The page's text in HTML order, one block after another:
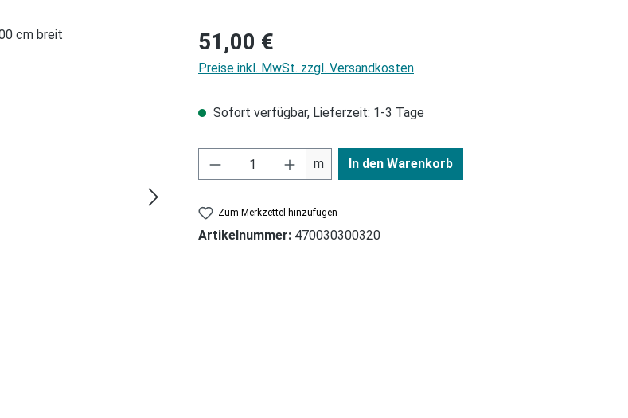
Regulärer Preis:
51,00 €
Preise inkl. MwSt. zzgl. Versandkosten
Sofort verfügbar, Lieferzeit: 1-3 Tage
m In den Warenkorb
Zum Merkzettel hinzufügen
Artikelnummer: 470030300320